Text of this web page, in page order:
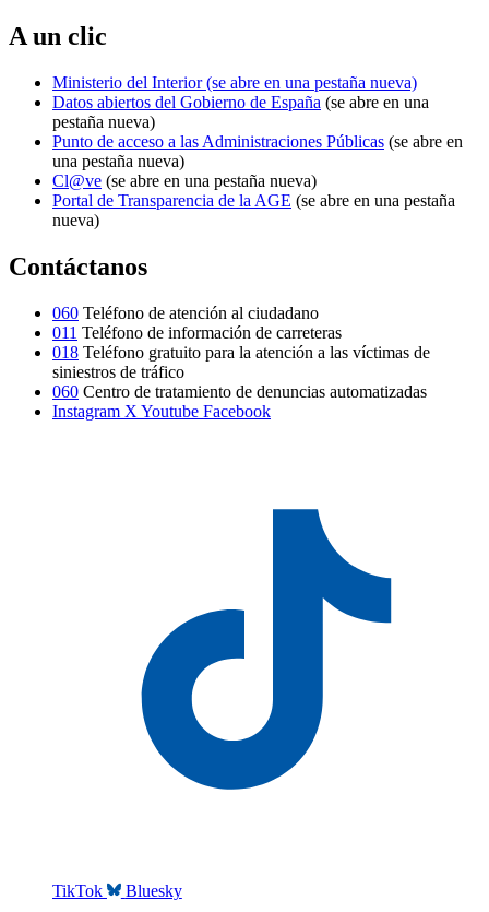
A un clic
Ministerio del Interior(se abre en una pestaña nueva)
Datos abiertos del Gobierno de España (se abre en una
pestaña nueva)
Punto de acceso a las Administraciones Públicas (se abre en
una pestaña nueva)
Cl@ve (se abre en una pestaña nueva)
Portal de Transparencia de la AGE (se abre en una pestaña
nueva)
Contáctanos
060 Teléfono de atención al ciudadano
011 Teléfono de información de carreteras
018 Teléfono gratuito para la atención a las víctimas de
siniestros de tráfico
060 Centro de tratamiento de denuncias automatizadas
Instagram X Youtube Facebook
TikTok Bluesky